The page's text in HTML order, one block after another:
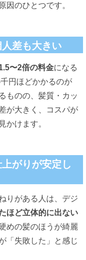
因のひとつです。
差も大きい
〜2倍の料金になる
円ほどかかるのが
ものの、髪質・カッ
が大きく、コスパが
かけます。
がりが安定し
りがある人は、デジ
ほど立体的に出ない
めの髪のほうが綺麗
「失敗した」と感じ